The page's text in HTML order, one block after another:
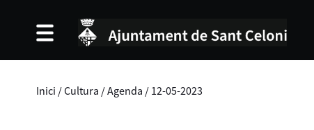
Inici /Cultura /Agenda / 12-05-2023